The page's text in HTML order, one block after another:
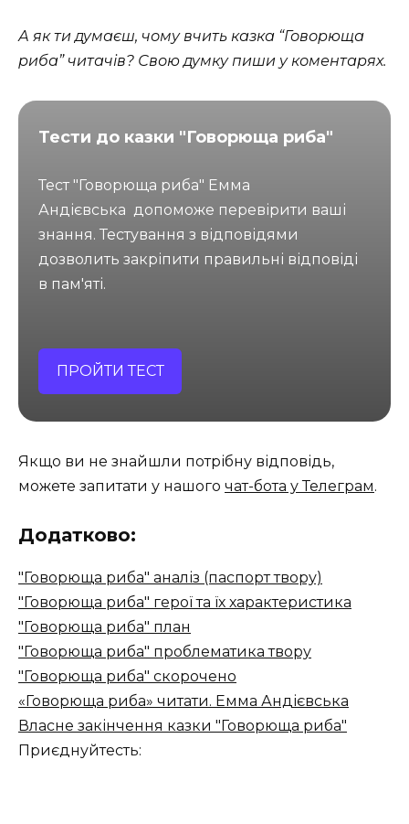
А як ти думаєш, чому вчить казка “Говорюща
риба” читачів? Свою думку пиши у коментарях.
Тести до казки "Говорюща риба"
Тест "Говорюща риба" Емма
Андієвська допоможе перевірити ваші
знання. Тестування з відповідями
дозволить закріпити правильні відповіді
в пам'яті.
ПРОЙТИ ТЕСТ
Якщо ви не знайшли потрібну відповідь,
можете запитати у нашого чат-бота у Телеграм.
Додатково:
"Говорюща риба" аналіз (паспорт твору)
"Говорюща риба" герої та їх характеристика
"Говорюща риба" план
"Говорюща риба" проблематика твору
"Говорюща риба" скорочено
«Говорюща риба» читати. Емма Андієвська
Власне закінчення казки "Говорюща риба"
Приєднуйтесть: